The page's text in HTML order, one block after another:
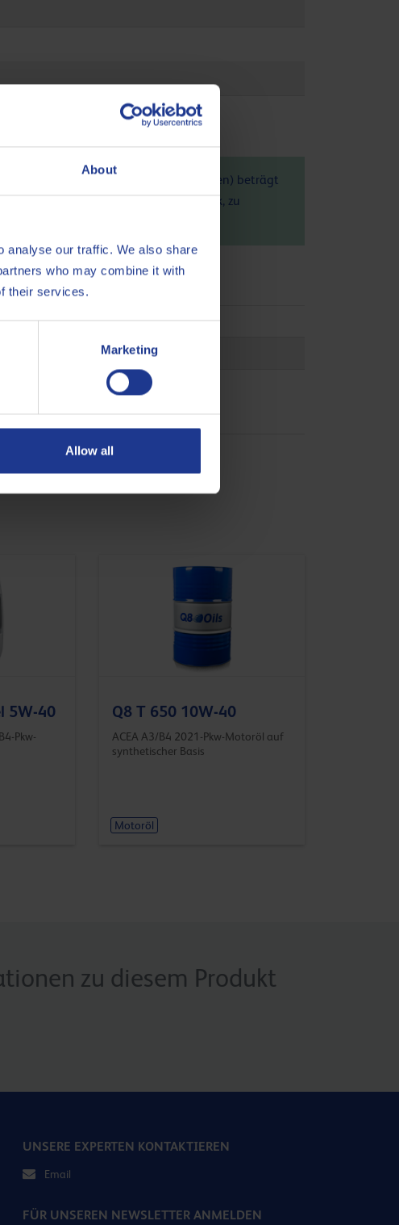
About
analyse our traffic. We also share
who may combine it with
their services.
Marketing
Allow all
(Q8Oils hochmoderne Anlage in Belgien) beträgt
auf die Umwelt, den Handabdruck, zu
CF
5W-40
Pkw-
Q8 T 650 10W-40
ACEA A3/B4 2021-Pkw-Motoröl auf
synthetischer Basis
Motoröl
zu diesem Produkt
UNSERE EXPERTEN KONTAKTIEREN
Email
FÜR UNSEREN NEWSLETTER ANMELDEN